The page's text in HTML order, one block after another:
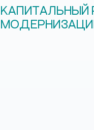
КАПИТАЛЬНЫЙ